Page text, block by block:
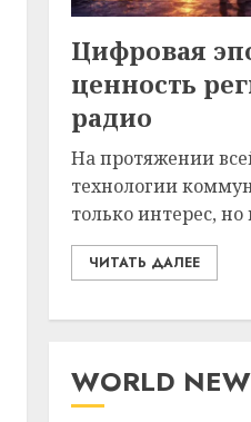
Цифровая
ценность
радио
На протяжении
технологии
только интерес, но
ЧИТАТЬ ДАЛЕЕ
WORLD